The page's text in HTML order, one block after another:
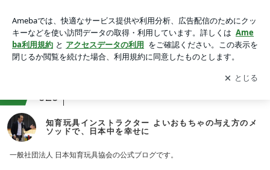
で、日本中を幸せに
アプリをダウンロードして ブログの更新通知
を受け取りまし
ょう。
開く
929
知育玩具インストラクター よいおもちゃの与え方のメ
ソッドで、日本中を幸せに
一般社団法人 日本知育玩具協会の公式ブログです。